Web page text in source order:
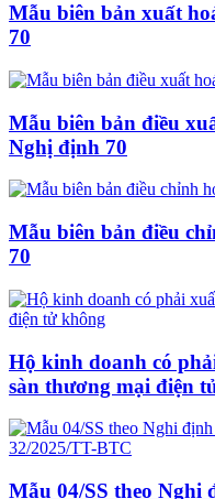
Mẫu biên bản xuất
70
Mẫu biên bản điều
Nghị định 70
Mẫu biên bản điều
70
Hộ kinh doanh có
sàn thương mại điện
Mẫu 04/SS theo Nghi